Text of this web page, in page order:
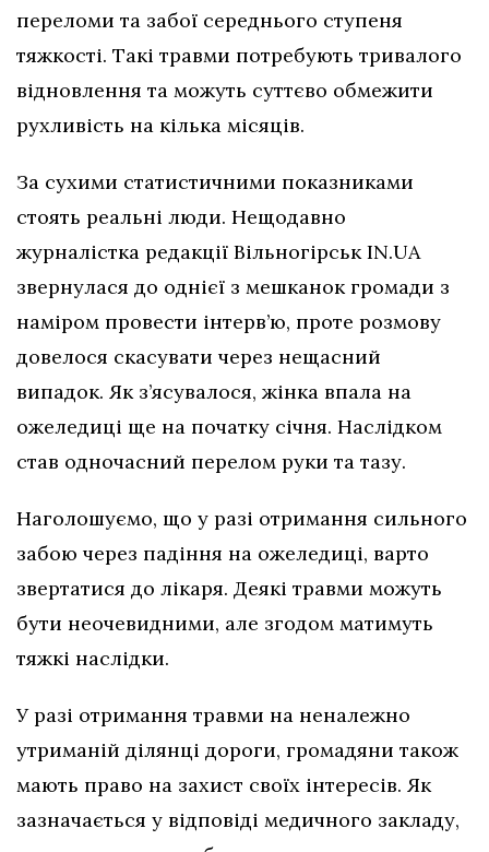
переломи та забої середнього ступеня
тяжкості. Такі травми потребують тривалого
відновлення та можуть суттєво обмежити
рухливість на кілька місяців.
За сухими статистичними показниками
стоять реальні люди. Нещодавно
журналістка редакції Вільногірськ IN.UA
звернулася до однієї з мешканок громади з
наміром провести інтерв’ю, проте розмову
довелося скасувати через нещасний
випадок. Як з’ясувалося, жінка впала на
ожеледиці ще на початку січня. Наслідком
став одночасний перелом руки та тазу.
Наголошуємо, що у разі отримання сильного
забою через падіння на ожеледиці, варто
звертатися до лікаря. Деякі травми можуть
бути неочевидними, але згодом матимуть
тяжкі наслідки.
У разі отримання травми на неналежно
утриманій ділянці дороги, громадяни також
мають право на захист своїх інтересів. Як
зазначається у відповіді медичного закладу,